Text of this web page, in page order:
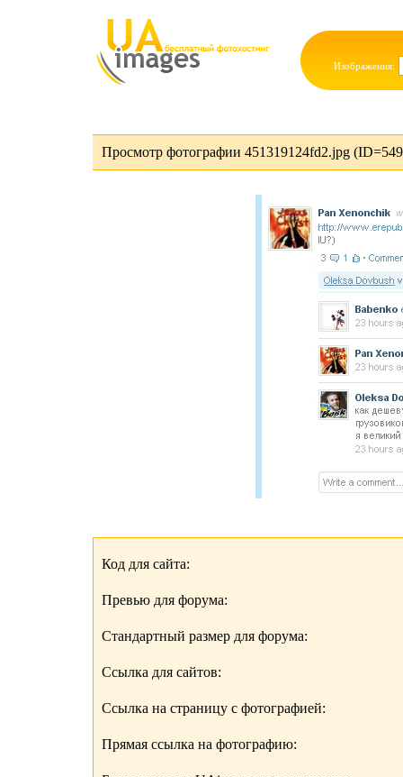
Изображения:
Просмотр фотографии 451319124fd2.jpg
Код для сайта:
Превью для форума:
Стандартный размер для форума:
Ссылка для сайтов:
Ссылка на страницу с фотографией:
Прямая ссылка на фотографию: